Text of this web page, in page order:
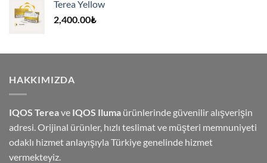
Terea Yellow
2,400.00₺
HAKKIMIZDA
IQOS Tereave IQOS Iluma ürünlerinde güvenilir alışverişin
adresi. Orijinal ürünler, hızlı teslimat ve müşteri memnuniyeti
odaklı hizmet anlayışıyla Türkiye genelinde hizmet
vermekteyiz.